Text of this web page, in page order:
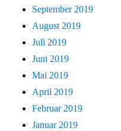
September 2019
August 2019
Juli 2019
Juni 2019
Mai 2019
April 2019
Februar 2019
Januar 2019